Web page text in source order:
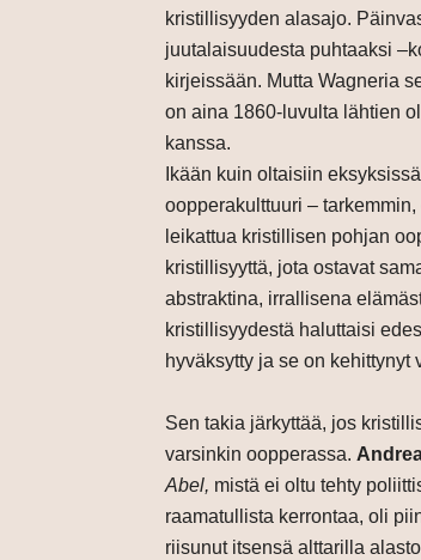
kristillisyyden alasajo.
juutalaisuudesta puhtaaksi
kirjeissään. Mutta Wagneria
on aina 1860-luvulta lähtien
kanssa.
Ikään kuin oltaisiin
oopperakulttuuri –
leikattua kristillisen pohjan
kristillisyyttä, jota ostavat
abstraktina, irrallisena
kristillisyydestä haluttaisi
hyväksytty ja se on
Sen takia järkyttää, jos
varsinkin oopperassa.
Abel, mistä ei oltu tehty
raamatullista kerrontaa, oli
riisunut itsensä alttarilla